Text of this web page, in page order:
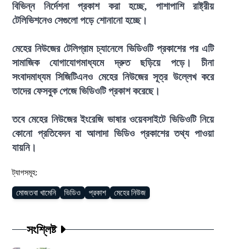
বিভিন্ন নির্দেশনা প্রকাশ করা হচ্ছে, পাশাপাশি রাষ্ট্রীয়
টেলিভিশনেও সেগুলো পড়ে শোনানো হচ্ছে।
মেহের নিউজের টেলিগ্রাম চ্যানেলে ভিডিওটি প্রকাশের পর এটি
সামাজিক যোগাযোগমাধ্যমে দ্রুত ছড়িয়ে পড়ে। চীনা
সংবাদমাধ্যম সিজিটিএনও মেহের নিউজের সূত্র উল্লেখ করে
তাদের ফেসবুক পেজে ভিডিওটি প্রকাশ করেছে।
তবে মেহের নিউজের ইংরেজি ভাষার ওয়েবসাইটে ভিডিওটি নিয়ে
কোনো প্রতিবেদন বা আলাদা ভিডিও প্রকাশের তথ্য পাওয়া
যায়নি।
ট্যাগসমূহ:
মোজতবা খামেনি ভিডিও প্রকাশ মেহের নিউজ
সংশ্লিষ্ট